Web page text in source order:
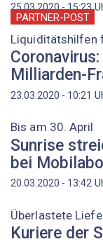
25.03.2020 - 15:23
PARTNER-POST
Liquiditätshilfen
Milliarden-
23.03.2020 - 10:21
Bis am 30. April
Sunrise
bei
20.03.2020 - 13:42
Überlastete
Kuriere der